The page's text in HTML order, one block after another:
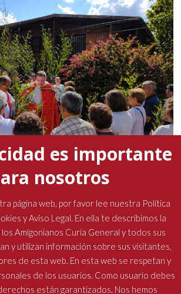
padre general marcó la Semana
amigonianas
comentarios
es importante
nosotros
página web, por favor lee nuestra Política
y Aviso Legal. En ella te describimos la
Amigonianos Curia General y todos sus
y utilizan información sobre sus visitantes,
de esta web. En esta web se respetan y
de los usuarios. Como usuario debes
están garantizados. Nos hemos